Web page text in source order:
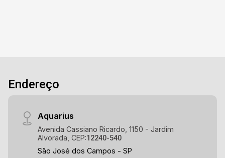
Endereço
Aquarius
Avenida Cassiano Ricardo, 1150 - Jardim
Alvorada, CEP:12240-540
São José dos Campos - SP